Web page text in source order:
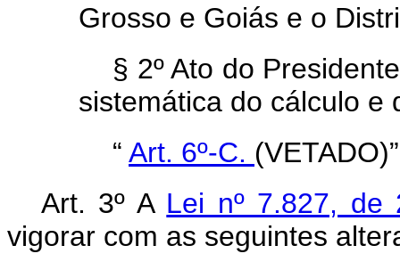
Grosso e Goiás e o
§ 2º Ato do
sistemática do cálculo e
“ Art. 6º-C. (VETADO)”
Art. 3º A Lei nº 7.827,
vigorar com as seguintes